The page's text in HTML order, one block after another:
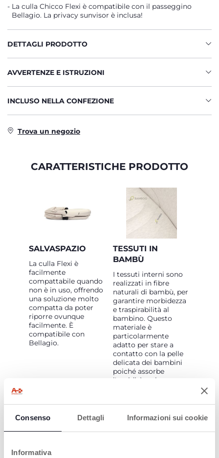
Consenso Dettagli Informazioni sui cookie
Informativa
La culla Chicco Flexi è compatibile con il passeggino
Bellagio. La privacy sunvisor è inclusa!
DETTAGLI PRODOTTO
AVVERTENZE E ISTRUZIONI
INCLUSO NELLA CONFEZIONE
Trova un negozio
CARATTERISTICHE PRODOTTO
SALVASPAZIO
La culla Flexi è
facilmente
compattabile quando
non è in uso, offrendo
una soluzione molto
compatta da poter
riporre ovunque
facilmente. È
compatibile con
Bellagio.
TESSUTI IN
BAMBÙ
I tessuti interni sono
realizzati in fibre
naturali di bambù, per
garantire morbidezza
e traspirabilità al
bambino. Questo
materiale è
particolarmente
adatto per stare a
contatto con la pelle
delicata dei bambini
poiché assorbe
l'umidità e aiuta a
corretta.